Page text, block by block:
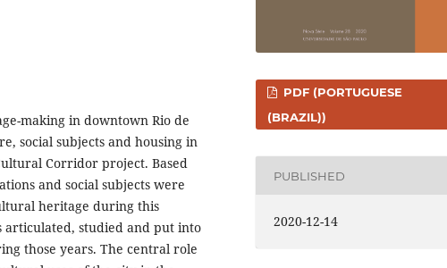
making in downtown Rio de
social subjects and housing in
Corridor project. Based
and social subjects were
heritage during this
articulated, studied and put into
those years. The central role
PDF (PORTUGUESE
(BRAZIL))
PUBLISHED
2020-12-14